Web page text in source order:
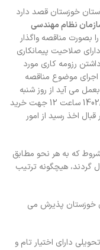
خوزستان قصد دارد
نظام مهندسی
بصورت مناقصه واگذار
صلاحیت پیمانکاری
رزومه کاری مورد
موضوع مناقصه
می آید از روز شنبه
مورخ‌ 1402/12/05 لغایت روز شنبه مورخ 1402/12/19 ساعت 12 جهت خرید
اخذ رسید از امور
که به هر نحو مطابق
گردند، هیچگونه ترتیب
خوزستان پذیرش می
دارای اختیار تام و